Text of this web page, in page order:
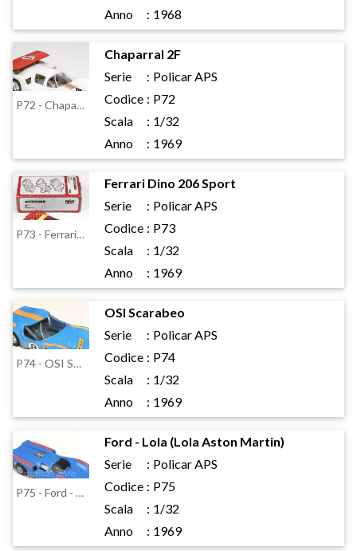
Anno
: 1968
P72 - Chaparral 2F
Chaparral 2F
Serie
: Policar APS
Codice : P72
Scala
: 1/32
Anno
: 1969
P73 - Ferrari Dino 206 Sport
Ferrari Dino 206 Sport
Serie
: Policar APS
Codice : P73
Scala
: 1/32
Anno
: 1969
P74 - OSI Scarabeo
OSI Scarabeo
Serie
: Policar APS
Codice : P74
Scala
: 1/32
Anno
: 1969
P75 - Ford - Lola (Lola Aston Martin)
Ford - Lola (Lola Aston Martin)
Serie
: Policar APS
Codice : P75
Scala
: 1/32
Anno
: 1969